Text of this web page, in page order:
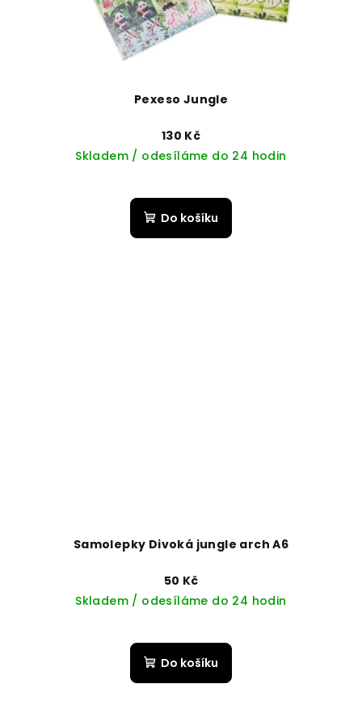
Pexeso Jungle
130 Kč
Skladem / odesíláme do 24 hodin
Do košíku
Samolepky Divoká jungle arch A6
50 Kč
Skladem / odesíláme do 24 hodin
Do košíku